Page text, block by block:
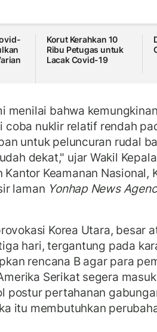
Korut Kerahkan 10
Ribu Petugas untuk
Lacak Covid-19
menilai bahwa
coba nuklir relatif rendah
untuk peluncuran rudal
dekat," ujar Wakil
Kantor Keamanan Nasional,
laman Yonhap News
Korea Utara, besar
hari, tergantung pada
rencana B agar para
Serikat segera
postur pertahanan
itu membutuhkan